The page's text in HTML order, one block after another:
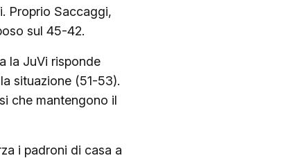
Proprio Saccaggi,
sul 45-42.
la JuVi risponde
situazione (51-53).
che mantengono il
i padroni di casa a